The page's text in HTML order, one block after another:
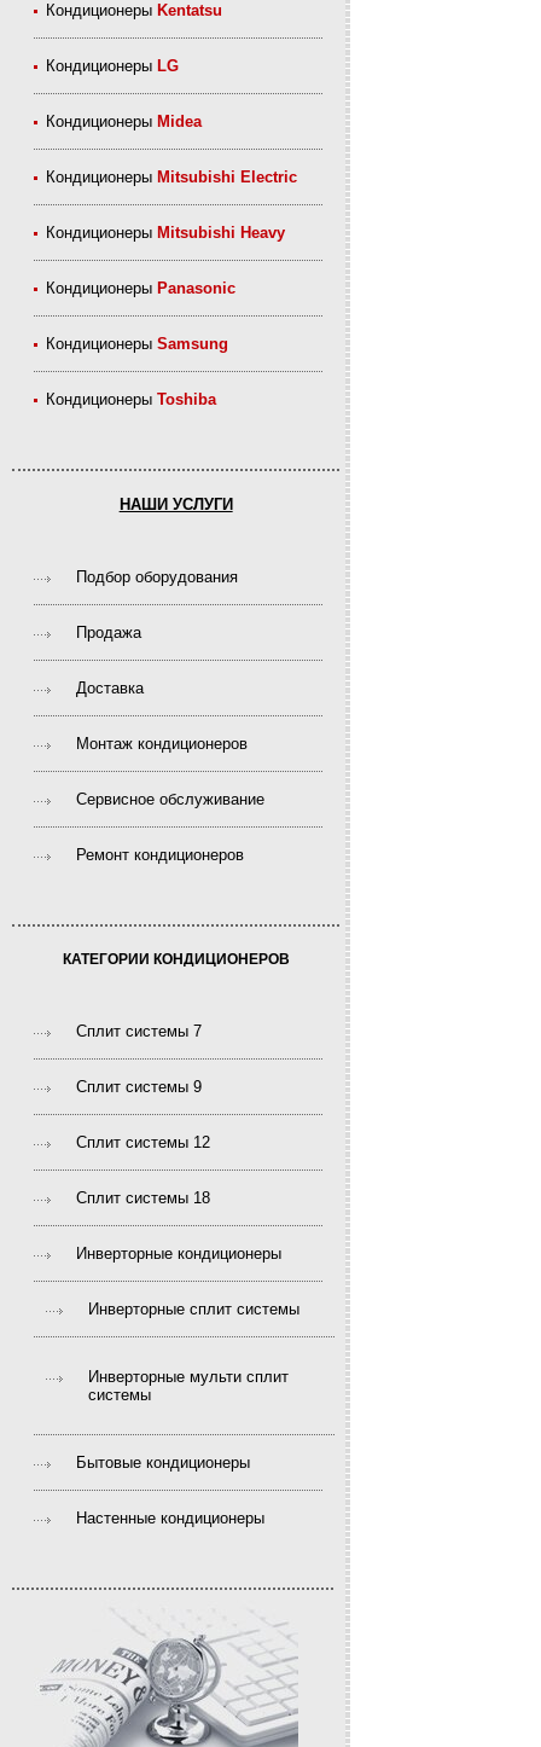
Кондиционеры Kentatsu
Кондиционеры LG
Кондиционеры Midea
Кондиционеры Mitsubishi Electric
Кондиционеры Mitsubishi Heavy
Кондиционеры Panasonic
КондиционерыSamsung
КондиционерыToshiba
НАШИ УСЛУГИ
Подбор оборудования
Продажа
Доставка
Монтаж кондиционеров
Сервисное обслуживание
Ремонт кондиционеров
КАТЕГОРИИ КОНДИЦИОНЕРОВ
Сплит системы 7
Сплит системы 9
Сплит системы 12
Сплит системы 18
Инверторные кондиционеры
Инверторные сплит системы
Инверторные мульти сплит
системы
Бытовые кондиционеры
Настенные кондиционеры